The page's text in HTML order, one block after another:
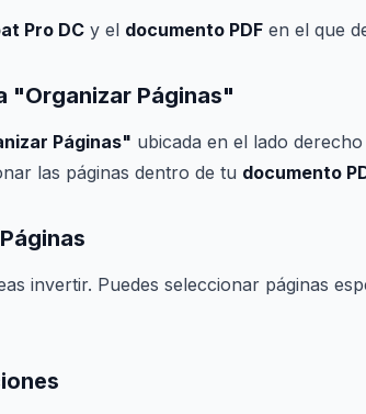
Pro DC y el documento PDF en el que
"Organizar Páginas"
Páginas" ubicada en el lado
las páginas dentro de tu documento
invertir. Puedes seleccionar páginas